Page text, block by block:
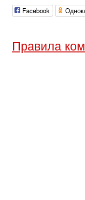
Facebook
Правила